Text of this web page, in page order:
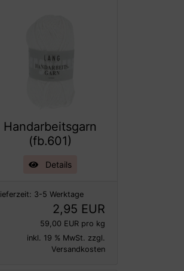
Handarbeitsgarn
(fb.601)
Details
3-5 Werktage
2,95 EUR
59,00 EUR pro kg
inkl. 19 % MwSt. zzgl.
Versandkosten